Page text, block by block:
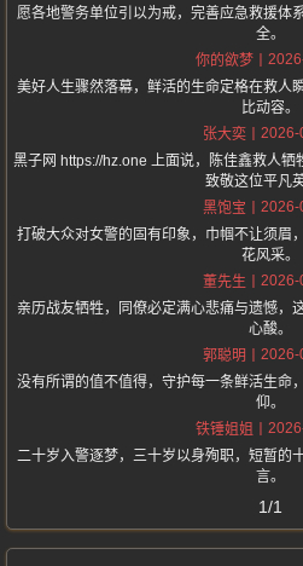
愿各地警务单位引以为戒，完善应急救援体
全。
你的欲梦
美好人生骤然落幕，鲜活的生命定格在救人
比动容。
张大奕
2026-
黑子网 https://hz.one 上面说，陈佳鑫救人牺
致敬这位平凡英
黑饱宝
2026-
打破大众对女警的固有印象，巾帼不让须眉
花风采。
董先生
2026-
亲历战友牺牲，同僚必定满心悲痛与遗憾，
心酸。
郭聪明
2026-
没有所谓的值不值得，守护每一条鲜活生命
仰。
铁锤姐姐
二十岁入警逐梦，三十岁以身殉职，短暂的
言。
1/1